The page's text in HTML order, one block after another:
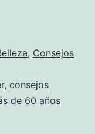
, Consejos
, consejos
de 60 años